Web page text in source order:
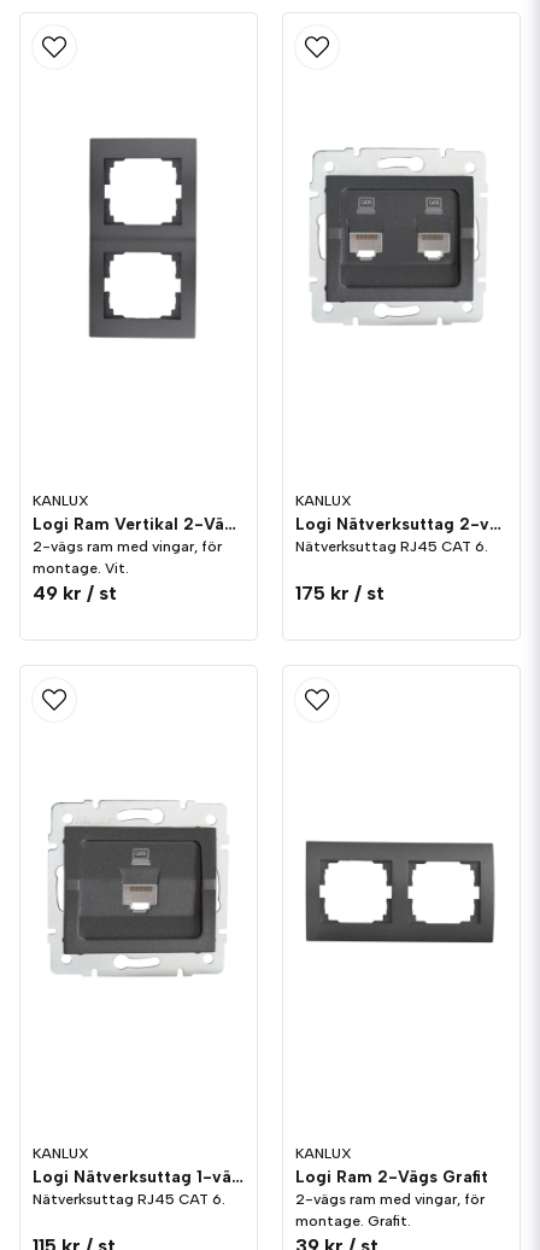
KANLUX
Logi Ram Vertikal 2-Vägs Grafit
2-vägs ram med vingar, för
montage. Vit.
49 kr / st
KANLUX
Logi Nätverksuttag 2-vägs CAT 6 Grafit
Nätverksuttag RJ45 CAT 6.
175 kr / st
KANLUX
Logi Nätverksuttag 1-vägs CAT 6 Grafit
Nätverksuttag RJ45 CAT 6.
KANLUX
Logi Ram 2-Vägs Grafit
2-vägs ram med vingar, för
montage. Grafit.